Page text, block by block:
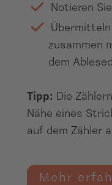
Notieren
zusammen
dem
Tipp: Die
Nähe eines
auf dem Zähler
Mehr